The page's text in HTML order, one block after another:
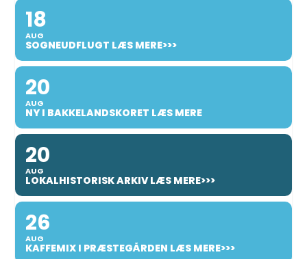
18
AUG
SOGNEUDFLUGT LÆS MERE>>>
20
AUG
NY I BAKKELANDSKORET LÆS MERE
20
AUG
LOKALHISTORISK ARKIV LÆS MERE>>>
26
AUG
KAFFEMIX I PRÆSTEGÅRDEN LÆS MERE>>>